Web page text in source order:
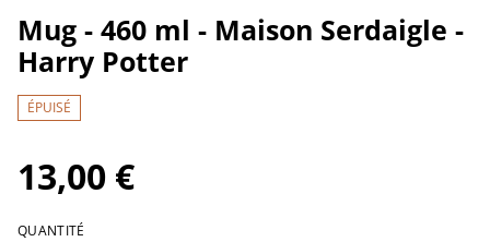
Mug - 460 ml - Maison Serdaigle -
Harry Potter
ÉPUISÉ
13,00 €
QUANTITÉ